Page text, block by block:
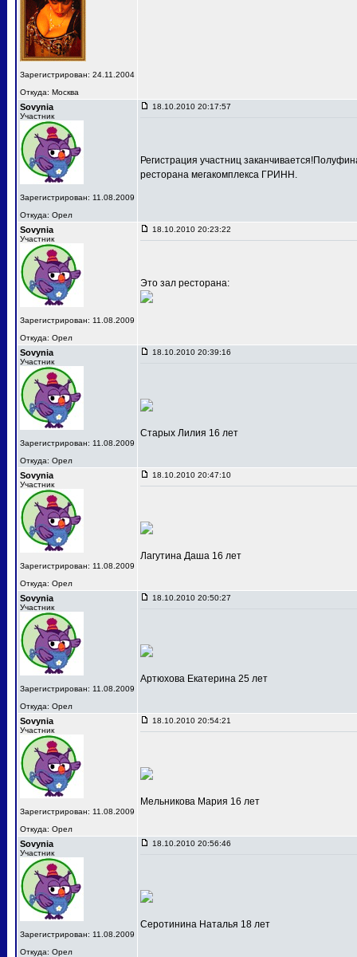
Зарегистрирован: 24.11.2004
Откуда: Москва
Sovynia
Участник
Зарегистрирован: 11.08.2009
Откуда: Орел
18.10.2010 20:17:57
Регистрация участниц
ресторана мегакомплекса ГРИНН.
Sovynia
Участник
Зарегистрирован: 11.08.2009
Откуда: Орел
18.10.2010 20:23:22
Это зал ресторана:
Sovynia
Участник
Зарегистрирован: 11.08.2009
Откуда: Орел
18.10.2010 20:39:16
Старых Лилия 16 лет
Sovynia
Участник
Зарегистрирован: 11.08.2009
Откуда: Орел
18.10.2010 20:47:10
Лагутина Даша 16 лет
Sovynia
Участник
Зарегистрирован: 11.08.2009
Откуда: Орел
18.10.2010 20:50:27
Артюхова Екатерина 25 лет
Sovynia
Участник
Зарегистрирован: 11.08.2009
Откуда: Орел
18.10.2010 20:54:21
Мельникова Мария 16 лет
Sovynia
Участник
Зарегистрирован: 11.08.2009
Откуда: Орел
18.10.2010 20:56:46
Серотинина Наталья 18 лет